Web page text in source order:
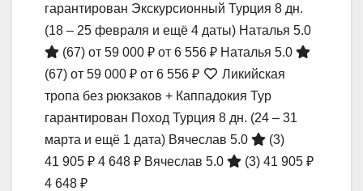
гарантирован Экскурсионный Турция 8 дн.
(18 – 25 февраля и ещё 4 даты) Наталья 5.0
(67) от 59 000 ₽ от 6 556 ₽ Наталья 5.0
(67) от 59 000 ₽ от 6 556 ₽
Ликийская
тропа без рюкзаков + Каппадокия Тур
гарантирован Поход Турция 8 дн. (24 – 31
марта и ещё 1 дата) Вячеслав 5.0
(3)
41 905 ₽ 4 648 ₽ Вячеслав 5.0 (3) 41 905 ₽
4 648 ₽